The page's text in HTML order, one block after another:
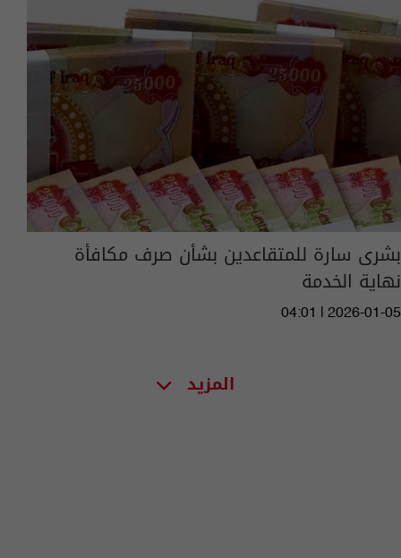
بشرى سارة للمتقاعدين بشأن صرف مكافأة
نهاية الخدمة
04:01 | 2026-01-05
المزيد